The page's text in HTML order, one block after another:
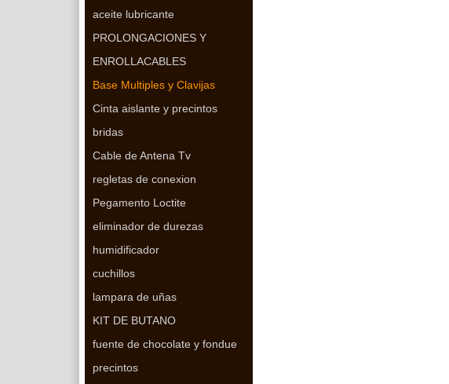
aceite lubricante
PROLONGACIONES Y
ENROLLACABLES
Base Multiples y Clavijas
Cinta aislante y precintos
bridas
Cable de Antena Tv
regletas de conexion
Pegamento Loctite
eliminador de durezas
humidificador
cuchillos
lampara de uñas
KIT DE BUTANO
fuente de chocolate y fondue
precintos